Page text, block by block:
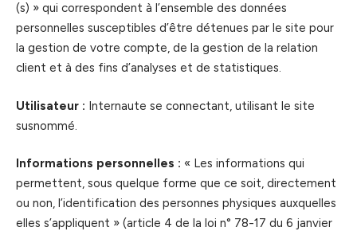
(s) » qui correspondent à l’ensemble des données
personnelles susceptibles d’être détenues par le site pour
la gestion de votre compte, de la gestion de la relation
client et à des fins d’analyses et de statistiques.
Utilisateur : Internaute se connectant, utilisant le site
susnommé.
Informations personnelles : « Les informations qui
permettent, sous quelque forme que ce soit, directement
ou non, l’identification des personnes physiques auxquelles
elles s’appliquent » (article 4 de la loi n° 78-17 du 6 janvier